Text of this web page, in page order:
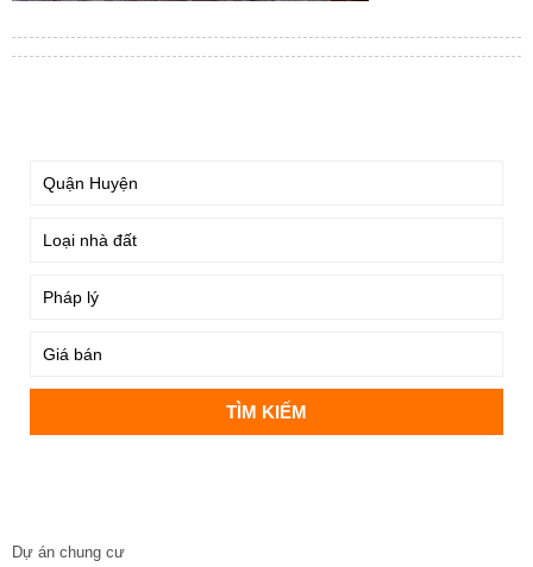
Dự án chung cư